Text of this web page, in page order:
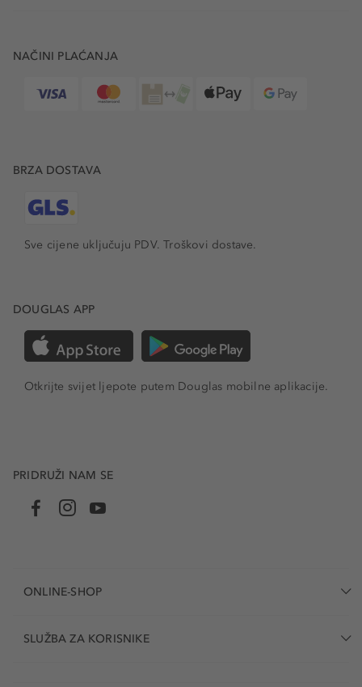
NAČINI PLAĆANJA
BRZA DOSTAVA
Sve cijene uključuju PDV.Troškovi dostave.
DOUGLAS APP
Otkrijte svijet ljepote putem Douglas mobilne aplikacije.
PRIDRUŽI NAM SE
ONLINE-SHOP
SLUŽBA ZA KORISNIKE